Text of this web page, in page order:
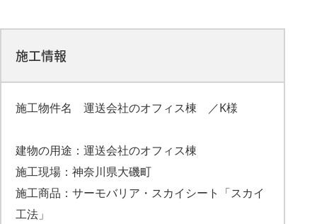
施工情報
施工物件名 運送会社のオフィス棟 ／K様
建物の用途：運送会社のオフィス棟
施工現場：神奈川県大磯町
施工商品：サーモバリア・スカイシート「スカイ
工法」